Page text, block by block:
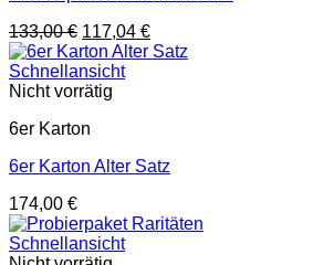
133,00€ Ursprünglicher
Preis
war:
133,00 €
117,04 €Aktueller
Preis
Schnellansicht
Nicht vorrätig
6er Karton
6er Karton Alter Satz
174,00 €
Schnellansicht